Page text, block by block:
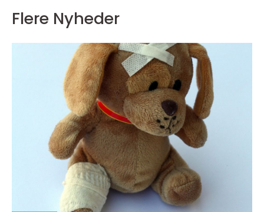
Flere Nyheder